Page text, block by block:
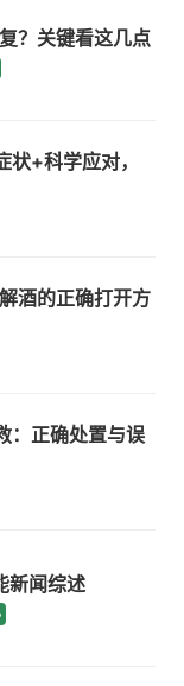
？关键看这几点
+科学应对，
酒的正确打开方
：正确处置与误
新闻综述